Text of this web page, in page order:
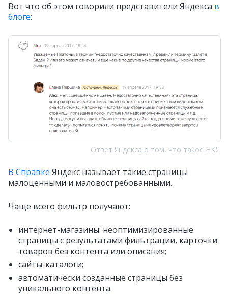
Вот что об этом говорили представители Яндекса в
блоге:
Ответ Яндекса о том, что такое НКС
В Справке Яндекс называет такие страницы
малоценными и маловостребованными.
Чаще всего фильтр получают:
интернет-магазины: неоптимизированные
страницы с результатами фильтрации, карточки
товаров без контента или описания;
сайты-каталоги;
автоматически созданные страницы без
уникального контента.